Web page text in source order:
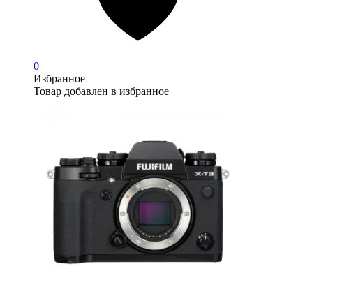
0
Избранное
Товар добавлен в избранное